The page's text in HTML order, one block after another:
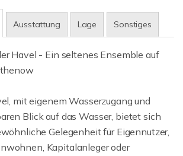
Ausstattung Lage Sonstiges
Havel - Ein seltenes Ensemble auf
mit eigenem Wasserzugang und
Blick auf das Wasser, bietet sich
Gelegenheit für Eigennutzer,
Kapitalanleger oder